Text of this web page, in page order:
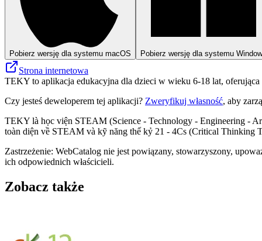
Pobierz wersję dla systemu macOS Pobierz wersję dla systemu
Strona internetowa
TEKY to aplikacja edukacyjna dla dzieci w wieku 6-18 lat,
Czy jesteś deweloperem tej aplikacji? Zweryfikuj własność, aby
TEKY là học viện STEAM (Science - Technology - Engineering -
toàn diện về STEAM và kỹ năng thế kỷ 21 - 4Cs (Critical Thinking
Zastrzeżenie: WebCatalog nie jest powiązany, stowarzyszony,
ich odpowiednich właścicieli.
Zobacz także